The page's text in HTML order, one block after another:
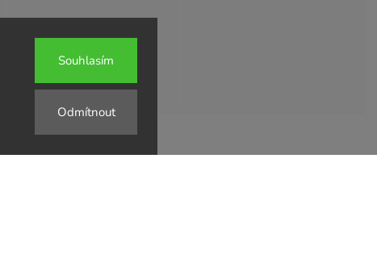
Odmítnout
Souhlasím